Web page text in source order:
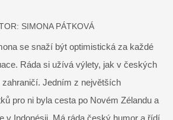
SIMONA PÁTKOVÁ
se snaží být optimistická za každé
Ráda si užívá výlety, jak v českých
Jedním z největších
pro ni byla cesta po Novém Zélandu a
v Indonésii. Má ráda český humor a řídí